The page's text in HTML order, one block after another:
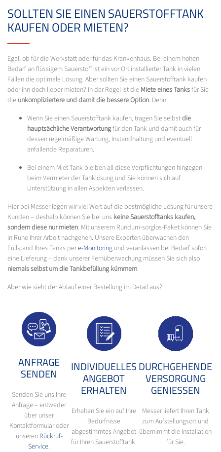
SOLLTEN SIE EINEN SAUERSTOFFTANK
KAUFEN ODER MIETEN?
Egal, ob für die Werkstatt oder für das Krankenhaus: Bei einem hohen
Bedarf an flüssigem Sauerstoff ist ein vor Ort installierter Tank in vielen
Fällen die optimale Lösung. Aber sollten Sie einen Sauerstofftank kaufen
oder ihn doch lieber mieten? In der Regel ist die Miete eines Tanksfür Sie
die unkompliziertere und damit die bessere Option. Denn:
Wenn Sie einen Sauerstofftank kaufen, tragen Sie selbstdie
hauptsächliche Verantwortungfür den Tank und damit auch für
dessen regelmäßige Wartung, Instandhaltung und eventuell
anfallende Reparaturen.
Bei einem Miet-Tank bleiben all diese Verpflichtungen hingegen
beim Vermieter der Tanklösung und Sie können sich auf
Unterstützung in allen Aspekten verlassen.
Hier bei Messer legen wir viel Wert auf die bestmögliche Lösung für unsere
Kunden – deshalb können Sie bei uns keine Sauerstofftanks kaufen,
sondern diese nur mieten. Mit unserem Rundum-sorglos-Paket können Sie
in Ruhe Ihrer Arbeit nachgehen. Unsere Experten überwachen den
Füllstand Ihres Tanks pere-Monitoring und veranlassen bei Bedarf sofort
eine Lieferung – dank unserer Fernüberwachung müssen Sie sich also
niemals selbst um die Tankbefüllung kümmern.
Aber wie sieht der Ablauf einer Bestellung im Detail aus?
ANFRAGE
SENDEN
Senden Sie uns Ihre
Anfrage – entweder
über unser
Kontaktformular oder
unseren Rückruf-
Service.
INDIVIDUELLES
ANGEBOT
ERHALTEN
Erhalten Sie ein auf Ihre
Bedürfnisse
abgestimmtes Angebot
für Ihren Sauerstofftank.
DURCHGEHENDE
VERSORGUNG
GENIESSEN
Messer liefert Ihren Tank
zum Aufstellungsort und
übernimmt die Installation
für Sie.